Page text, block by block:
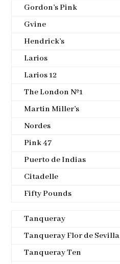
Gordon’s Pink
Gvine
Hendrick’s
Larios
Larios 12
The London Nº1
Martin Miller’s
Nordes
Pink 47
Puerto de Indias
Citadelle
Fifty Pounds
Tanqueray
Tanqueray Flor de Sevilla
Tanqueray Ten